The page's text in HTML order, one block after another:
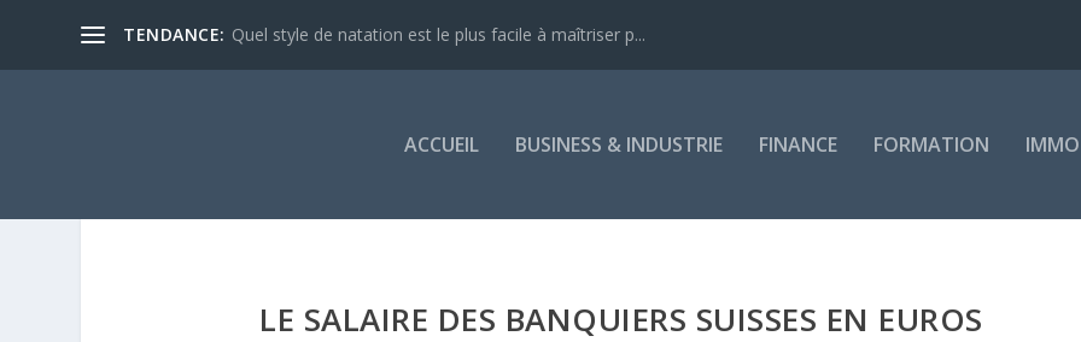
TENDANCE: Quel style de natation est le plus facile à maîtriser p...
ACCUEIL BUSINESS & INDUSTRIE FINANCE FORMATION
LE SALAIRE DES BANQUIERS SUISSES EN EUROS